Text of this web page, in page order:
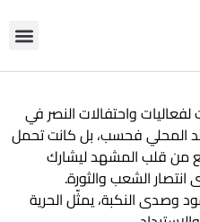
لفعاليات واحتفالات النصر في
المحلي فحسب، بل كانت تحمل
من قلب المشهد ليشارك
الشعب والثورة.
وصدى النكبة، يمثّل الحرية